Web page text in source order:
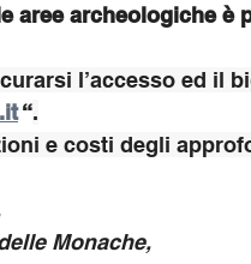
aree archeologiche è
l’accesso ed il
“.
e costi degli
Monache,